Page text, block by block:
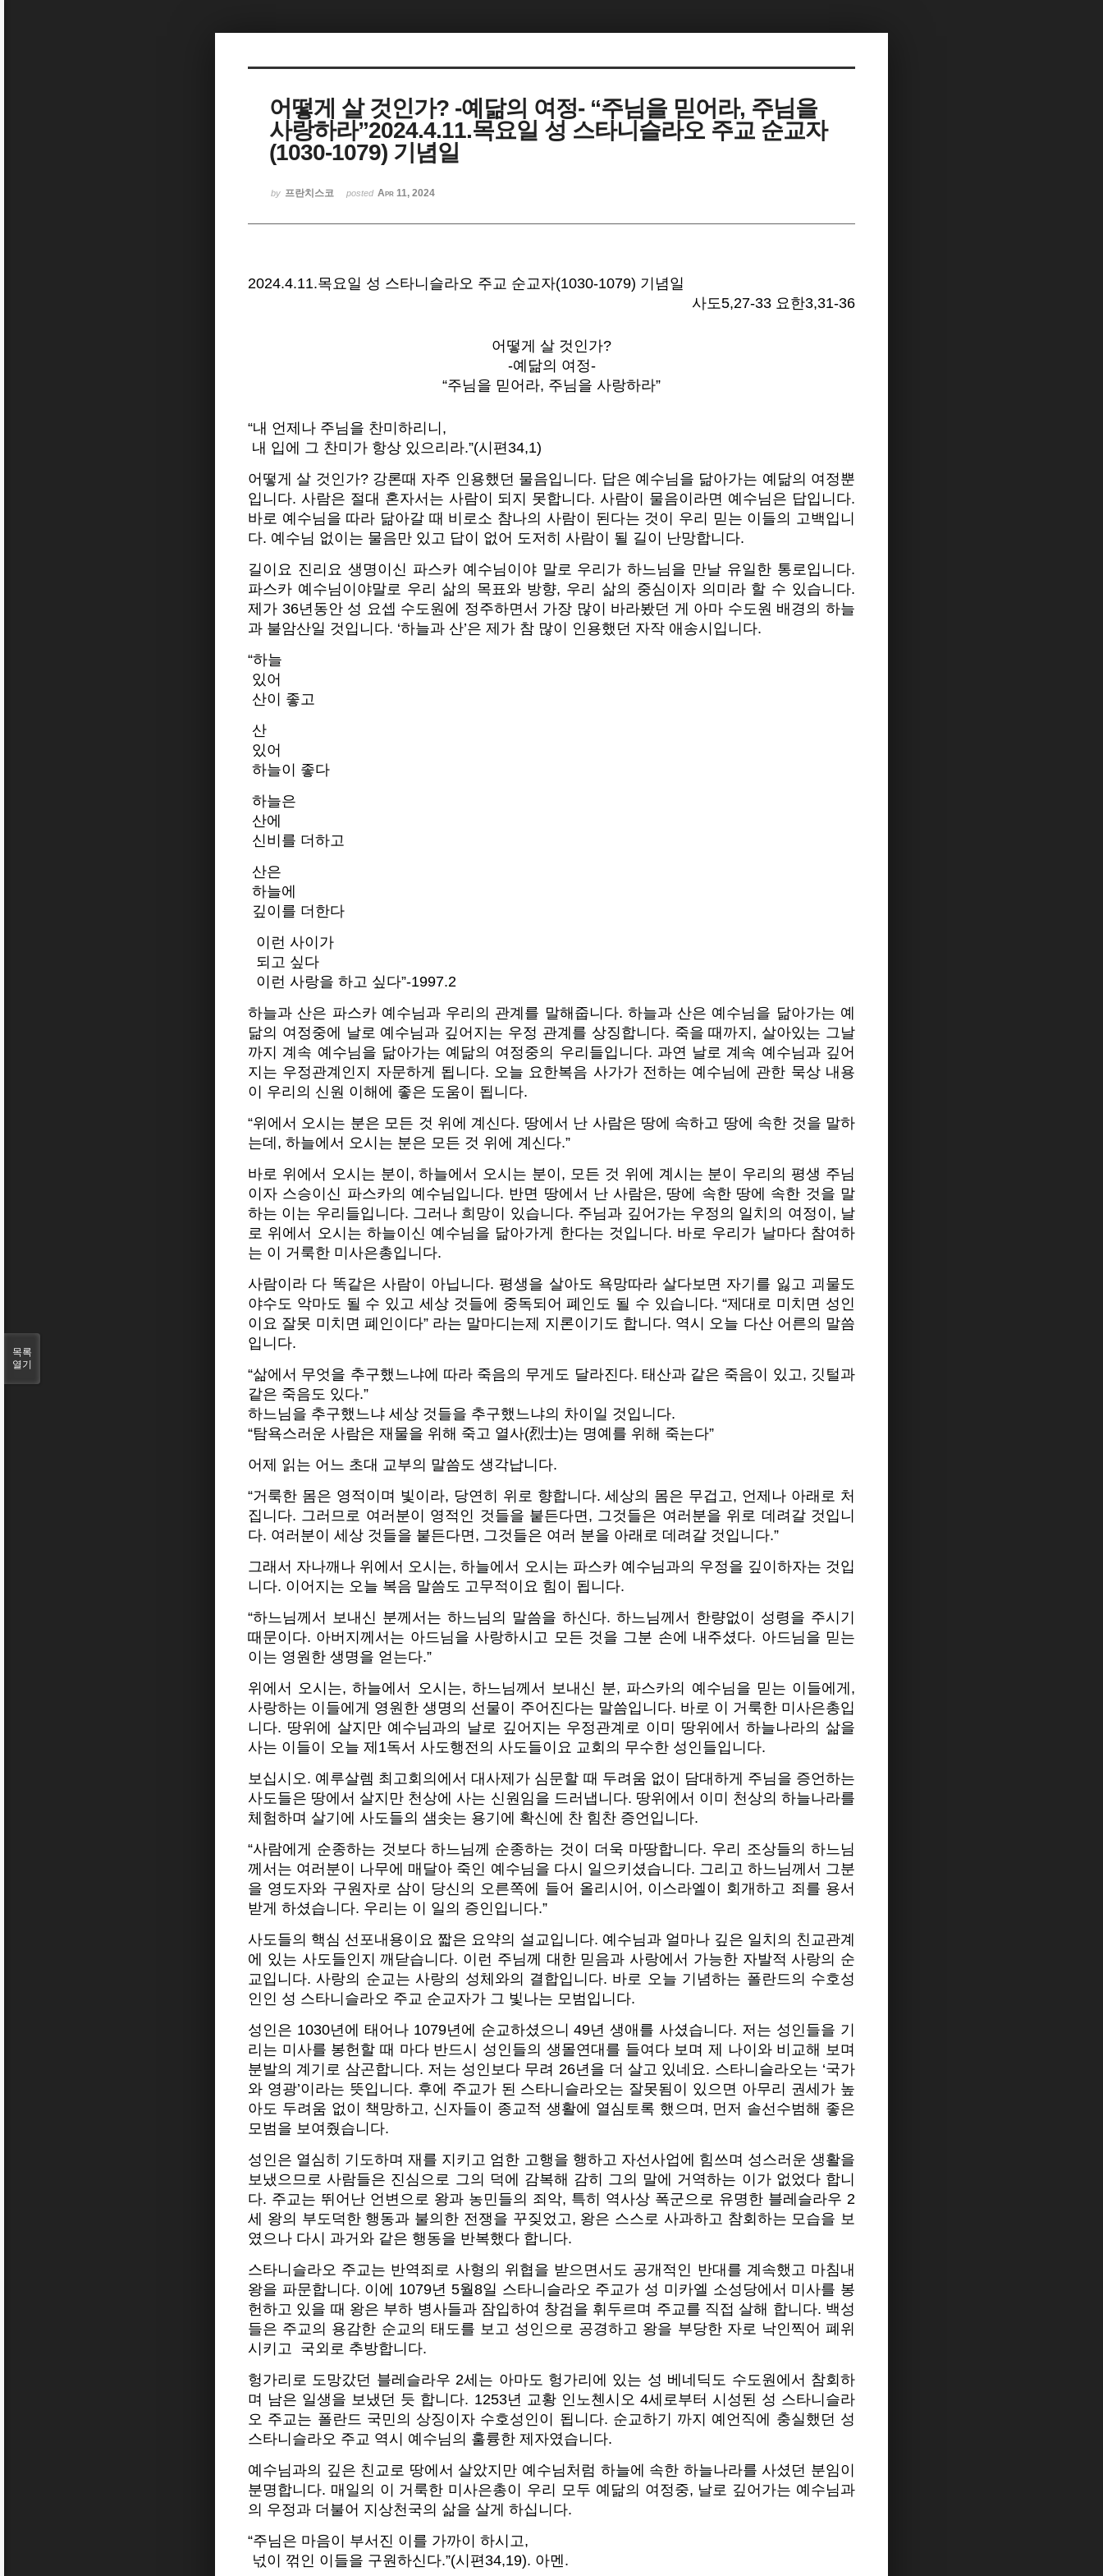
어떻게 살 것인가? -예닮의 여정- “주님을 믿어라, 주님을
사랑하라”2024.4.11.목요일 성 스타니슬라오 주교 순교자
(1030-1079) 기념일
by 프란치스코 posted Apr 11, 2024
2024.4.11.목요일 성 스타니슬라오 주교 순교자(1030-1079) 기념일
사도5,27-33 요한3,31-36
어떻게 살 것인가?
-예닮의 여정-
“주님을 믿어라, 주님을 사랑하라”
“내 언제나 주님을 찬미하리니,
내 입에 그 찬미가 항상 있으리라.”(시편34,1)
어떻게 살 것인가? 강론때 자주 인용했던 물음입니다. 답은 예수님을 닮아가는 예닮의 여정뿐
입니다. 사람은 절대 혼자서는 사람이 되지 못합니다. 사람이 물음이라면 예수님은 답입니다.
바로 예수님을 따라 닮아갈 때 비로소 참나의 사람이 된다는 것이 우리 믿는 이들의 고백입니
다. 예수님 없이는 물음만 있고 답이 없어 도저히 사람이 될 길이 난망합니다.
길이요 진리요 생명이신 파스카 예수님이야 말로 우리가 하느님을 만날 유일한 통로입니다.
파스카 예수님이야말로 우리 삶의 목표와 방향, 우리 삶의 중심이자 의미라 할 수 있습니다.
제가 36년동안 성 요셉 수도원에 정주하면서 가장 많이 바라봤던 게 아마 수도원 배경의 하늘
과 불암산일 것입니다. ‘하늘과 산’은 제가 참 많이 인용했던 자작 애송시입니다.
“하늘
있어
산이 좋고
산
있어
하늘이 좋다
하늘은
산에
신비를 더하고
산은
하늘에
깊이를 더한다
이런 사이가
되고 싶다
이런 사랑을 하고 싶다”-1997.2
하늘과 산은 파스카 예수님과 우리의 관계를 말해줍니다. 하늘과 산은 예수님을 닮아가는 예
닮의 여정중에 날로 예수님과 깊어지는 우정 관계를 상징합니다. 죽을 때까지, 살아있는 그날
까지 계속 예수님을 닮아가는 예닮의 여정중의 우리들입니다. 과연 날로 계속 예수님과 깊어
지는 우정관계인지 자문하게 됩니다. 오늘 요한복음 사가가 전하는 예수님에 관한 묵상 내용
이 우리의 신원 이해에 좋은 도움이 됩니다.
“위에서 오시는 분은 모든 것 위에 계신다. 땅에서 난 사람은 땅에 속하고 땅에 속한 것을 말하
는데, 하늘에서 오시는 분은 모든 것 위에 계신다.”
바로 위에서 오시는 분이, 하늘에서 오시는 분이, 모든 것 위에 계시는 분이 우리의 평생 주님
이자 스승이신 파스카의 예수님입니다. 반면 땅에서 난 사람은, 땅에 속한 땅에 속한 것을 말
하는 이는 우리들입니다. 그러나 희망이 있습니다. 주님과 깊어가는 우정의 일치의 여정이, 날
로 위에서 오시는 하늘이신 예수님을 닮아가게 한다는 것입니다. 바로 우리가 날마다 참여하
는 이 거룩한 미사은총입니다.
사람이라 다 똑같은 사람이 아닙니다. 평생을 살아도 욕망따라 살다보면 자기를 잃고 괴물도
야수도 악마도 될 수 있고 세상 것들에 중독되어 폐인도 될 수 있습니다. “제대로 미치면 성인
이요 잘못 미치면 폐인이다” 라는 말마디는제 지론이기도 합니다. 역시 오늘 다산 어른의 말씀
입니다.
“삶에서 무엇을 추구했느냐에 따라 죽음의 무게도 달라진다. 태산과 같은 죽음이 있고, 깃털과
같은 죽음도 있다.”
하느님을 추구했느냐 세상 것들을 추구했느냐의 차이일 것입니다.
“탐욕스러운 사람은 재물을 위해 죽고 열사(烈士)는 명예를 위해 죽는다”
어제 읽는 어느 초대 교부의 말씀도 생각납니다.
“거룩한 몸은 영적이며 빛이라, 당연히 위로 향합니다. 세상의 몸은 무겁고, 언제나 아래로 처
집니다. 그러므로 여러분이 영적인 것들을 붙든다면, 그것들은 여러분을 위로 데려갈 것입니
다. 여러분이 세상 것들을 붙든다면, 그것들은 여러 분을 아래로 데려갈 것입니다.”
그래서 자나깨나 위에서 오시는, 하늘에서 오시는 파스카 예수님과의 우정을 깊이하자는 것입
니다. 이어지는 오늘 복음 말씀도 고무적이요 힘이 됩니다.
“하느님께서 보내신 분께서는 하느님의 말씀을 하신다. 하느님께서 한량없이 성령을 주시기
때문이다. 아버지께서는 아드님을 사랑하시고 모든 것을 그분 손에 내주셨다. 아드님을 믿는
이는 영원한 생명을 얻는다.”
위에서 오시는, 하늘에서 오시는, 하느님께서 보내신 분, 파스카의 예수님을 믿는 이들에게,
사랑하는 이들에게 영원한 생명의 선물이 주어진다는 말씀입니다. 바로 이 거룩한 미사은총입
니다. 땅위에 살지만 예수님과의 날로 깊어지는 우정관계로 이미 땅위에서 하늘나라의 삶을
사는 이들이 오늘 제1독서 사도행전의 사도들이요 교회의 무수한 성인들입니다.
보십시오. 예루살렘 최고회의에서 대사제가 심문할 때 두려움 없이 담대하게 주님을 증언하는
사도들은 땅에서 살지만 천상에 사는 신원임을 드러냅니다. 땅위에서 이미 천상의 하늘나라를
체험하며 살기에 사도들의 샘솟는 용기에 확신에 찬 힘찬 증언입니다.
“사람에게 순종하는 것보다 하느님께 순종하는 것이 더욱 마땅합니다. 우리 조상들의 하느님
께서는 여러분이 나무에 매달아 죽인 예수님을 다시 일으키셨습니다. 그리고 하느님께서 그분
을 영도자와 구원자로 삼이 당신의 오른쪽에 들어 올리시어, 이스라엘이 회개하고 죄를 용서
받게 하셨습니다. 우리는 이 일의 증인입니다.”
사도들의 핵심 선포내용이요 짧은 요약의 설교입니다. 예수님과 얼마나 깊은 일치의 친교관계
에 있는 사도들인지 깨닫습니다. 이런 주님께 대한 믿음과 사랑에서 가능한 자발적 사랑의 순
교입니다. 사랑의 순교는 사랑의 성체와의 결합입니다. 바로 오늘 기념하는 폴란드의 수호성
인인 성 스타니슬라오 주교 순교자가 그 빛나는 모범입니다.
성인은 1030년에 태어나 1079년에 순교하셨으니 49년 생애를 사셨습니다. 저는 성인들을 기
리는 미사를 봉헌할 때 마다 반드시 성인들의 생몰연대를 들여다 보며 제 나이와 비교해 보며
분발의 계기로 삼곤합니다. 저는 성인보다 무려 26년을 더 살고 있네요. 스타니슬라오는 ‘국가
와 영광’이라는 뜻입니다. 후에 주교가 된 스타니슬라오는 잘못됨이 있으면 아무리 권세가 높
아도 두려움 없이 책망하고, 신자들이 종교적 생활에 열심토록 했으며, 먼저 솔선수범해 좋은
모범을 보여줬습니다.
성인은 열심히 기도하며 재를 지키고 엄한 고행을 행하고 자선사업에 힘쓰며 성스러운 생활을
보냈으므로 사람들은 진심으로 그의 덕에 감복해 감히 그의 말에 거역하는 이가 없었다 합니
다. 주교는 뛰어난 언변으로 왕과 농민들의 죄악, 특히 역사상 폭군으로 유명한 블레슬라우 2
세 왕의 부도덕한 행동과 불의한 전쟁을 꾸짖었고, 왕은 스스로 사과하고 참회하는 모습을 보
였으나 다시 과거와 같은 행동을 반복했다 합니다.
스타니슬라오 주교는 반역죄로 사형의 위협을 받으면서도 공개적인 반대를 계속했고 마침내
왕을 파문합니다. 이에 1079년 5월8일 스타니슬라오 주교가 성 미카엘 소성당에서 미사를 봉
헌하고 있을 때 왕은 부하 병사들과 잠입하여 창검을 휘두르며 주교를 직접 살해 합니다. 백성
들은 주교의 용감한 순교의 태도를 보고 성인으로 공경하고 왕을 부당한 자로 낙인찍어 폐위
시키고 국외로 추방합니다.
헝가리로 도망갔던 블레슬라우 2세는 아마도 헝가리에 있는 성 베네딕도 수도원에서 참회하
며 남은 일생을 보냈던 듯 합니다. 1253년 교황 인노첸시오 4세로부터 시성된 성 스타니슬라
오 주교는 폴란드 국민의 상징이자 수호성인이 됩니다. 순교하기 까지 예언직에 충실했던 성
스타니슬라오 주교 역시 예수님의 훌륭한 제자였습니다.
예수님과의 깊은 친교로 땅에서 살았지만 예수님처럼 하늘에 속한 하늘나라를 사셨던 분임이
분명합니다. 매일의 이 거룩한 미사은총이 우리 모두 예닮의 여정중, 날로 깊어가는 예수님과
의 우정과 더불어 지상천국의 삶을 살게 하십니다.
“주님은 마음이 부서진 이를 가까이 하시고,
넋이 꺾인 이들을 구원하신다.”(시편34,19). 아멘.
목록
열기
Sketchbook5, 스케치북5
Sketchbook5, 스케치북5